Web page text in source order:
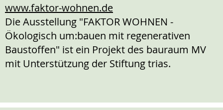
www.faktor-wohnen.de
Die Ausstellung "FAKTOR WOHNEN -
Ökologisch um:bauen mit regenerativen
Baustoffen" ist ein Projekt des bauraum MV
mit Unterstützung der Stiftung trias.